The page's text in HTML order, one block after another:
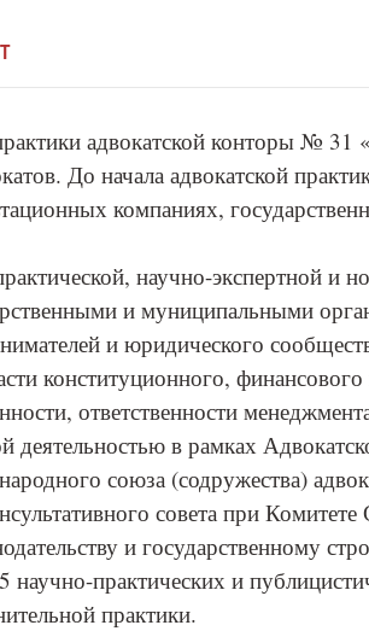
адвокатской конторы №
До начала адвокатской
компаниях,
научно-экспертной и
и муниципальными
и юридического
конституционного,
ответственности
деятельностью в рамках
союза (содружества)
совета при
и государственному
научно-практических и
практики.